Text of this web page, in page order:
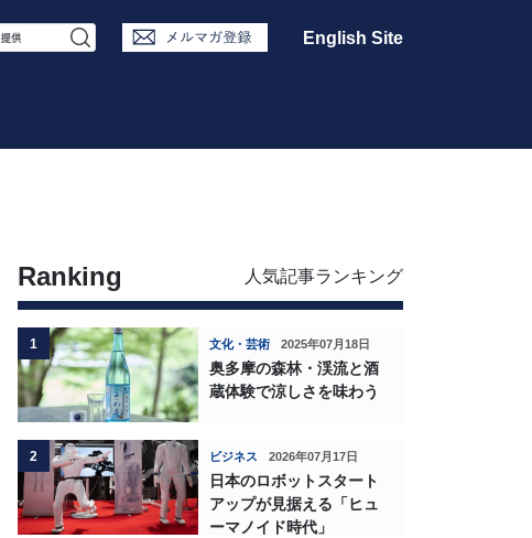
English Site
Ranking 人気記事ランキング
1 文化・芸術 2025年07月18日
奥多摩の森林・渓流と酒
蔵体験で涼しさを味わう
2 ビジネス 2026年07月17日
日本のロボットスタート
アップが見据える「ヒュ
ーマノイド時代」